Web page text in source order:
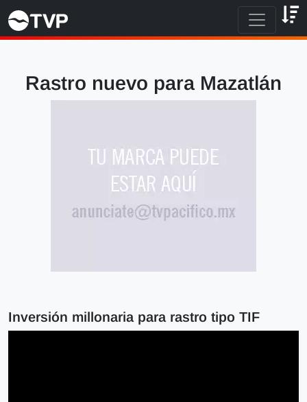
Rastro nuevo para Mazatlán
Inversión millonaria para rastro tipo TIF